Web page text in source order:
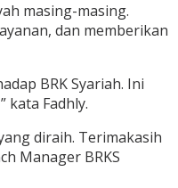
masing-masing.
dan memberikan
BRK Syariah. Ini
Fadhly.
diraih. Terimakasih
Manager BRKS